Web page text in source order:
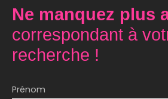
Ne manquez plus
correspondant à
recherche !
Prénom